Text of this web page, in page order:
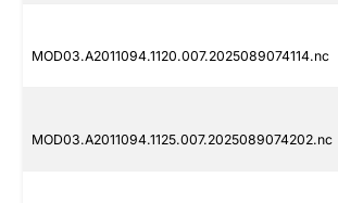
MOD03.A2011094.1120.007.2025089074114.nc
MOD03.A2011094.1125.007.2025089074202.nc